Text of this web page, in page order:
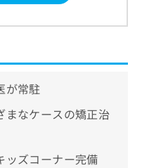
が常駐
まなケースの矯正治
ッズコーナー完備